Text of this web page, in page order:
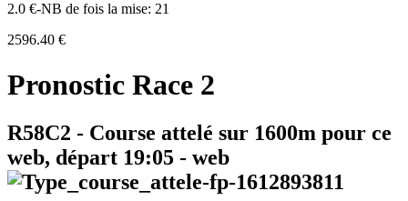
2.0 €-NB de fois la mise: 21
2596.40 €
Pronostic Race 2
R58C2 - Course attelé sur 1600m pour ce
web, départ 19:05 - web